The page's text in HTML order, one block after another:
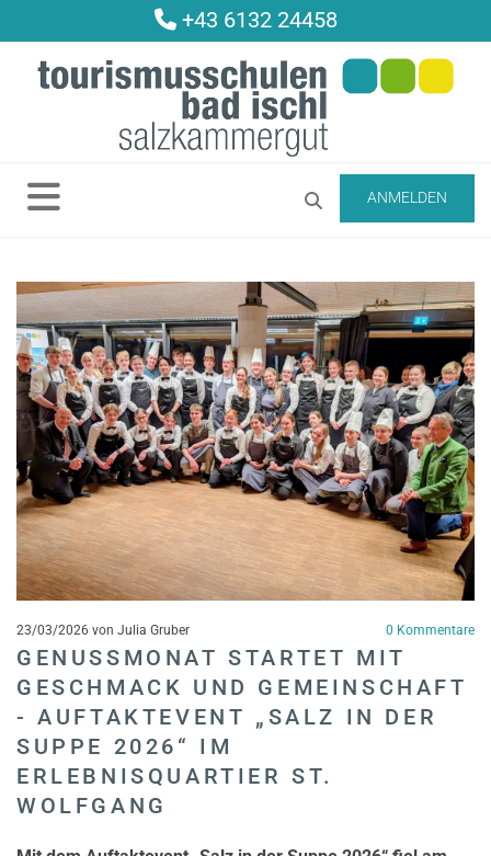
+43 6132 24458
ANMELDEN
23/03/2026 von Julia Gruber 0 Kommentare
GENUSSMONAT STARTET MIT
GESCHMACK UND GEMEINSCHAFT
- AUFTAKTEVENT „SALZ IN DER
SUPPE 2026“ IM
ERLEBNISQUARTIER ST.
WOLFGANG